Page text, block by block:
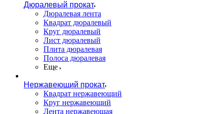
Дюралевый прокат
Дюралевая лента
Квадрат дюралевый
Круг дюралевый
Лист дюралевый
Плита дюралевая
Полоса дюралевая
Еще
Нержавеющий прокат
Квадрат нержавеющий
Круг нержавеющий
Лента нержавеющая